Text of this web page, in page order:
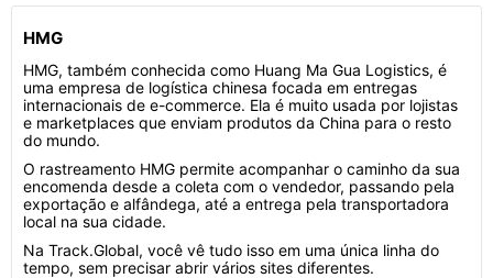
HMG
HMG, também conhecida como Huang Ma Gua Logistics, é
uma empresa de logística chinesa focada em entregas
internacionais de e-commerce. Ela é muito usada por lojistas
e marketplaces que enviam produtos da China para o resto
do mundo.
O rastreamento HMG permite acompanhar o caminho da sua
encomenda desde a coleta com o vendedor, passando pela
exportação e alfândega, até a entrega pela transportadora
local na sua cidade.
Na Track.Global, você vê tudo isso em uma única linha do
tempo, sem precisar abrir vários sites diferentes.